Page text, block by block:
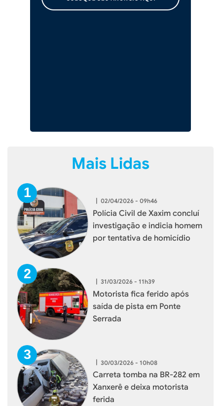
Mais Lidas
| 02/04/2026 - 09h46
Polícia Civil de Xaxim concluí
investigação e indicia homem
por tentativa de homicídio
| 31/03/2026 - 11h39
Motorista fica ferido após
saída de pista em Ponte
Serrada
| 30/03/2026 - 10h08
Carreta tomba na BR-282 em
Xanxerê e deixa motorista
ferida